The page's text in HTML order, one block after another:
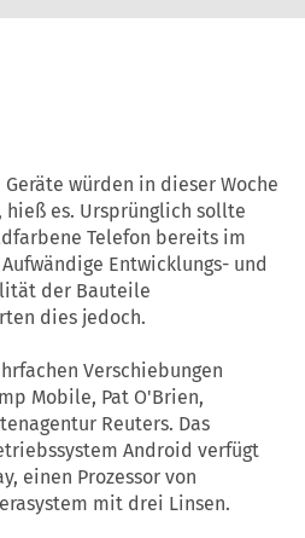
würden in dieser Woche
es. Ursprünglich sollte
Telefon bereits im
Entwicklungs- und
der Bauteile
dies jedoch.
Verschiebungen
Mobile, Pat O'Brien,
Reuters. Das
Android verfügt
einen Prozessor von
mit drei Linsen.